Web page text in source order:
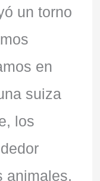
un torno
en
suiza
los
animales,